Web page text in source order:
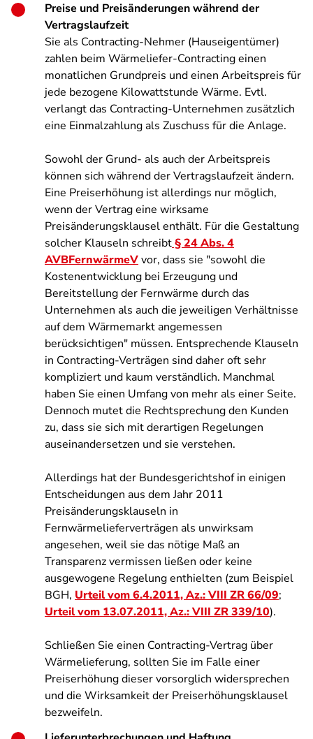
Preise und Preisänderungen während der
Vertragslaufzeit
Sie als Contracting-Nehmer (Hauseigentümer)
zahlen beim Wärmeliefer-Contracting einen
monatlichen Grundpreis und einen Arbeitspreis für
jede bezogene Kilowattstunde Wärme. Evtl.
verlangt das Contracting-Unternehmen zusätzlich
eine Einmalzahlung als Zuschuss für die Anlage.
Sowohl der Grund- als auch der Arbeitspreis
können sich während der Vertragslaufzeit ändern.
Eine Preiserhöhung ist allerdings nur möglich,
wenn der Vertrag eine wirksame
Preisänderungsklausel enthält. Für die Gestaltung
solcher Klauseln schreibt§ 24 Abs. 4
AVBFernwärmeVvor, dass sie "sowohl die
Kostenentwicklung bei Erzeugung und
Bereitstellung der Fernwärme durch das
Unternehmen als auch die jeweiligen Verhältnisse
auf dem Wärmemarkt angemessen
berücksichtigen" müssen. Entsprechende Klauseln
in Contracting-Verträgen sind daher oft sehr
kompliziert und kaum verständlich. Manchmal
haben Sie einen Umfang von mehr als einer Seite.
Dennoch mutet die Rechtsprechung den Kunden
zu, dass sie sich mit derartigen Regelungen
auseinandersetzen und sie verstehen.
Allerdings hat der Bundesgerichtshof in einigen
Entscheidungen aus dem Jahr 2011
Preisänderungsklauseln in
Fernwärmelieferverträgen als unwirksam
angesehen, weil sie das nötige Maß an
Transparenz vermissen ließen oder keine
ausgewogene Regelung enthielten (zum Beispiel
BGH, Urteil vom 6.4.2011, Az.: VIII ZR 66/09;
Urteil vom 13.07.2011, Az.: VIII ZR 339/10).
Schließen Sie einen Contracting-Vertrag über
Wärmelieferung, sollten Sie im Falle einer
Preiserhöhung dieser vorsorglich widersprechen
und die Wirksamkeit der Preiserhöhungsklausel
bezweifeln.